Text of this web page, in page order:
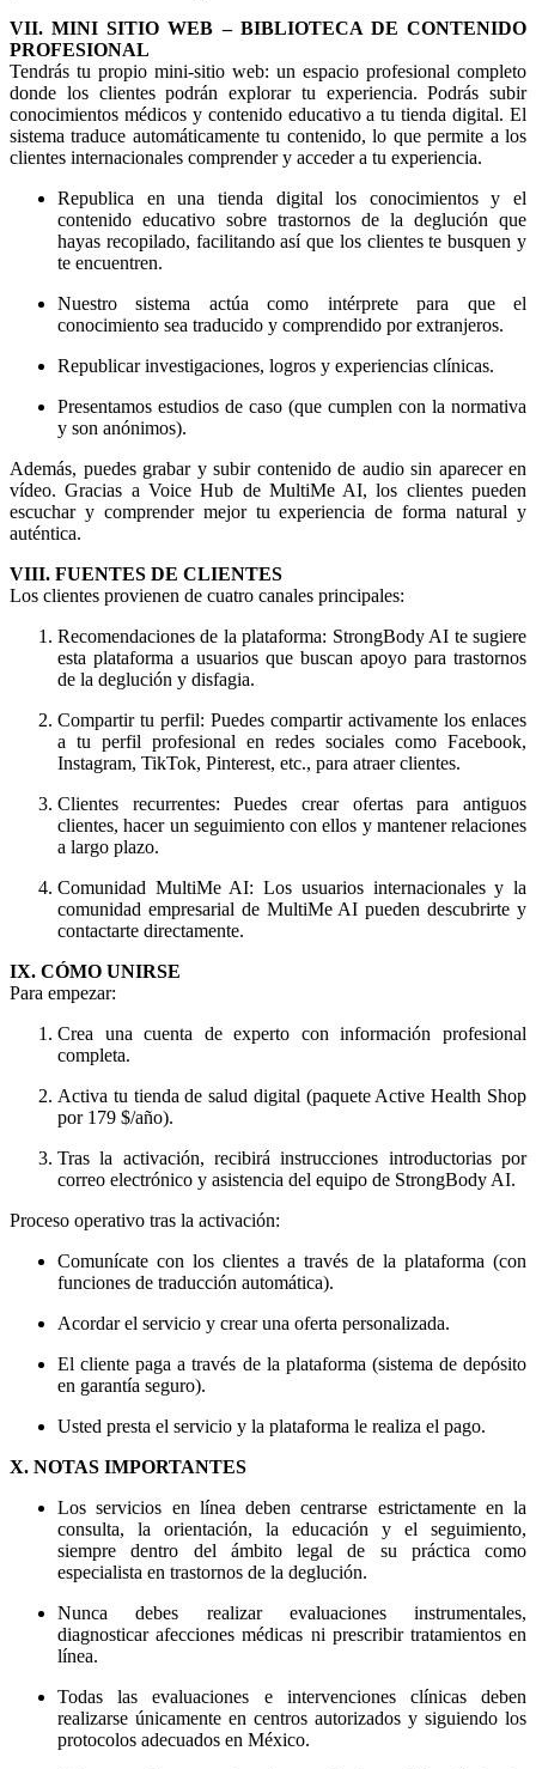
VII. MINI SITIO WEB – BIBLIOTECA DE CONTENIDO
PROFESIONAL
Tendrás tu propio mini-sitio web: un espacio profesional completo
donde los clientes podrán explorar tu experiencia. Podrás subir
conocimientos médicos y contenido educativo a tu tienda digital. El
sistema traduce automáticamente tu contenido, lo que permite a los
clientes internacionales comprender y acceder a tu experiencia.
Republica en una tienda digital los conocimientos y el
contenido educativo sobre trastornos de la deglución que
hayas recopilado, facilitando así que los clientes te busquen y
te encuentren.
Nuestro sistema actúa como intérprete para que el
conocimiento sea traducido y comprendido por extranjeros.
Republicar investigaciones, logros y experiencias clínicas.
Presentamos estudios de caso (que cumplen con la normativa
y son anónimos).
Además, puedes grabar y subir contenido de audio sin aparecer en
vídeo. Gracias a Voice Hub de MultiMe AI, los clientes pueden
escuchar y comprender mejor tu experiencia de forma natural y
auténtica.
VIII. FUENTES DE CLIENTES
Los clientes provienen de cuatro canales principales:
Recomendaciones de la plataforma: StrongBody AI te sugiere
esta plataforma a usuarios que buscan apoyo para trastornos
de la deglución y disfagia.
Compartir tu perfil: Puedes compartir activamente los enlaces
a tu perfil profesional en redes sociales como Facebook,
Instagram, TikTok, Pinterest, etc., para atraer clientes.
Clientes recurrentes: Puedes crear ofertas para antiguos
clientes, hacer un seguimiento con ellos y mantener relaciones
a largo plazo.
Comunidad MultiMe AI: Los usuarios internacionales y la
comunidad empresarial de MultiMe AI pueden descubrirte y
contactarte directamente.
IX. CÓMO UNIRSE
Para empezar:
Crea una cuenta de experto con información profesional
completa.
Activa tu tienda de salud digital (paquete Active Health Shop
por 179 $/año).
Tras la activación, recibirá instrucciones introductorias por
correo electrónico y asistencia del equipo de StrongBody AI.
Proceso operativo tras la activación:
Comunícate con los clientes a través de la plataforma (con
funciones de traducción automática).
Acordar el servicio y crear una oferta personalizada.
El cliente paga a través de la plataforma (sistema de depósito
en garantía seguro).
Usted presta el servicio y la plataforma le realiza el pago.
X. NOTAS IMPORTANTES
Los servicios en línea deben centrarse estrictamente en la
consulta, la orientación, la educación y el seguimiento,
siempre dentro del ámbito legal de su práctica como
especialista en trastornos de la deglución.
Nunca debes realizar evaluaciones instrumentales,
diagnosticar afecciones médicas ni prescribir tratamientos en
línea.
Todas las evaluaciones e intervenciones clínicas deben
realizarse únicamente en centros autorizados y siguiendo los
protocolos adecuados en México.